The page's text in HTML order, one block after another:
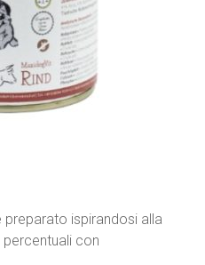
ispirandosi alla
con